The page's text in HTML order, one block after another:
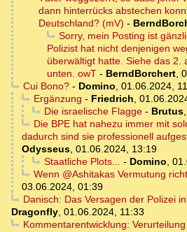
dann hinterrücks abstechen
Deutschland? (mV) -
Sorry, mein Posting ist
Polizist hat nicht denjenigen
überwältigt hatte. Siehe das 2.
unten. owT - BerndBorchert,
Cui Bono?- Domino, 01.06.2024,
Ergänzung - Friedrich,
Die israelische Flagge- Brutus,
Die BPE hat nahezu immer mit
dadurch sind sie professionell
Odysseus, 01.06.2024, 13:19
Staatliche Plots... - Domino,
Wenn @Ashitakas Vermutung
03.06.2024, 01:39
Danisch: Das Versagen der Polizei
Dragonfly, 01.06.2024, 11:33
Kommentarentwicklung: